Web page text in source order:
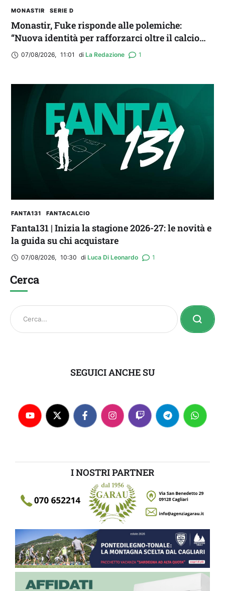
MONASTIR SERIE D
Monastir, Fuke risponde alle polemiche:
“Nuova identità per rafforzarci oltre il calcio
locale”
07/08/2026, 11:01 di La Redazione 1
FANTA131 FANTACALCIO
Fanta131 | Inizia la stagione 2026-27: le novità e
la guida su chi acquistare
07/08/2026, 10:30 di Luca Di Leonardo 1
Cerca
SEGUICI ANCHE SU
I NOSTRI PARTNER